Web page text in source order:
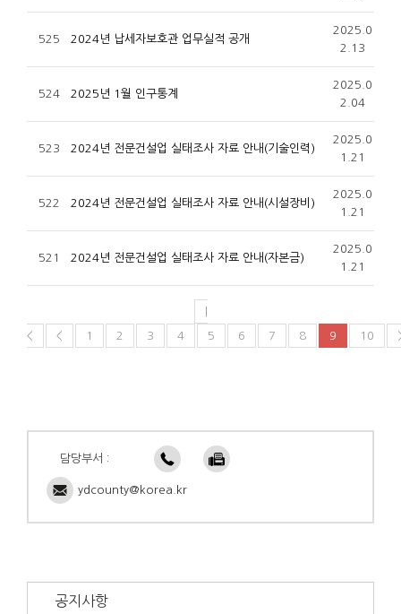
525 2024년 납세자보호관 업무실적 공개
2025.0
2.13
524 2025년 1월 인구통계
2025.0
2.04
523 2024년 전문건설업 실태조사 자료 안내(기술인력)
2025.0
1.21
522 2024년 전문건설업 실태조사 자료 안내(시설장비)
2025.0
1.21
521 2024년 전문건설업 실태조사 자료 안내(자본금)
2025.0
1.21
< < 1 2 3 4 5 6 7 8 9 10
담당부서 :
ydcounty@korea.kr
공지사항